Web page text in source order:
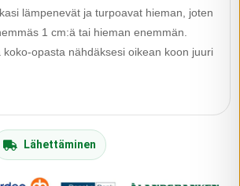
lämpenevät ja turpoavat hieman, joten
1 cm:ä tai hieman enemmän.
koko-opasta nähdäksesi oikean koon juuri
Lähettäminen